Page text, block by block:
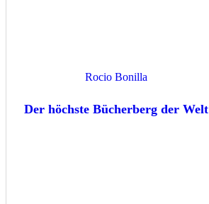
Rocio Bonilla
Der höchste Bücherberg der Welt